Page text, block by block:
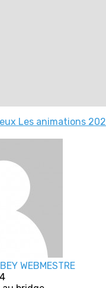
Les animations
WEBMESTRE